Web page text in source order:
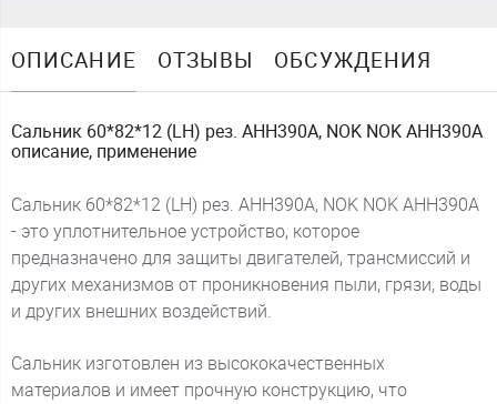
ОПИСАНИЕ ОТЗЫВЫ ОБСУЖДЕНИЯ
Сальник 60*82*12 (LH) рез. AHH390A, NOK NOK AHH390A
описание, применение
Сальник 60*82*12 (LH) рез. AHH390A, NOK NOK AHH390A
- это уплотнительное устройство, которое
предназначено для защиты двигателей, трансмиссий и
других механизмов от проникновения пыли, грязи, воды
и других внешних воздействий.
Сальник изготовлен из высококачественных
материалов и имеет прочную конструкцию, что